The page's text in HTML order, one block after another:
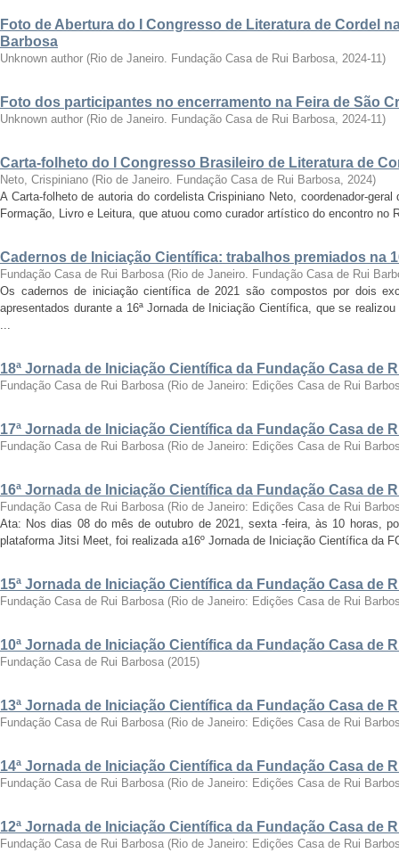
Foto de Abertura do I Congresso de Literatura de Cordel
Barbosa
Unknown author (Rio de Janeiro. Fundação Casa de Rui Barbosa, 2024-11)
Foto dos participantes no encerramento na Feira de São
Unknown author (Rio de Janeiro. Fundação Casa de Rui Barbosa, 2024-11)
Carta-folheto do I Congresso Brasileiro de Literatura de
Neto, Crispiniano (Rio de Janeiro. Fundação Casa de Rui Barbosa, 2024)
A Carta-folheto de autoria do cordelista Crispiniano Neto, coordenador-
Formação, Livro e Leitura, que atuou como curador artístico do encontro no
Cadernos de Iniciação Científica: trabalhos premiados na
Fundação Casa de Rui Barbosa (Rio de Janeiro. Fundação Casa de Rui
Os cadernos de iniciação científica de 2021 são compostos por dois
apresentados durante a 16ª Jornada de Iniciação Científica, que se
...
18ª Jornada de Iniciação Científica da Fundação Casa de
Fundação Casa de Rui Barbosa (Rio de Janeiro: Edições Casa de Rui
17ª Jornada de Iniciação Científica da Fundação Casa de
Fundação Casa de Rui Barbosa (Rio de Janeiro: Edições Casa de Rui
16ª Jornada de Iniciação Científica da Fundação Casa de
Fundação Casa de Rui Barbosa (Rio de Janeiro: Edições Casa de Rui
Ata: Nos dias 08 do mês de outubro de 2021, sexta -feira, às 10 horas,
plataforma Jitsi Meet, foi realizada a16º Jornada de Iniciação Científica da
15ª Jornada de Iniciação Científica da Fundação Casa de
Fundação Casa de Rui Barbosa (Rio de Janeiro: Edições Casa de Rui
10ª Jornada de Iniciação Científica da Fundação Casa de
Fundação Casa de Rui Barbosa (2015)
13ª Jornada de Iniciação Científica da Fundação Casa de
Fundação Casa de Rui Barbosa (Rio de Janeiro: Edições Casa de Rui
14ª Jornada de Iniciação Científica da Fundação Casa de
Fundação Casa de Rui Barbosa (Rio de Janeiro: Edições Casa de Rui
12ª Jornada de Iniciação Científica da Fundação Casa de
Fundação Casa de Rui Barbosa (Rio de Janeiro: Edições Casa de Rui